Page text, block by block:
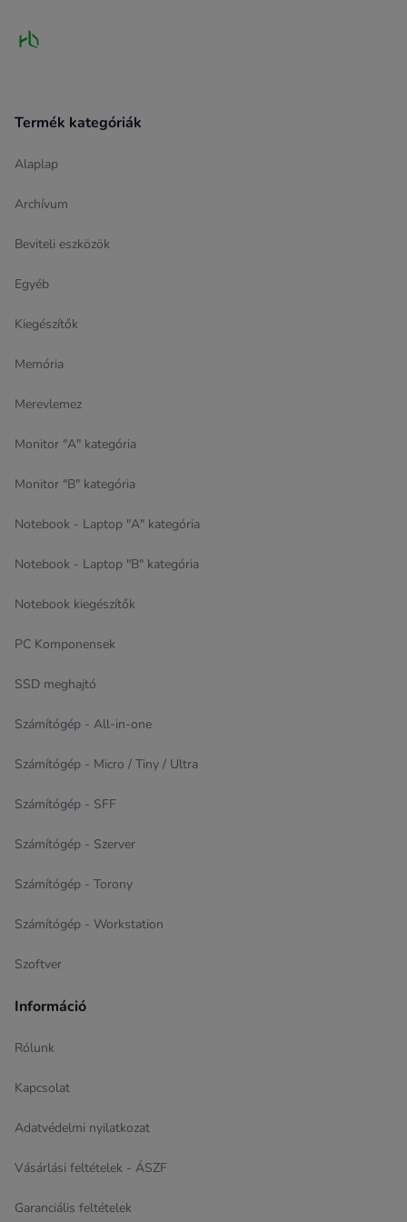
Termék kategóriák
Alaplap
Archívum
Beviteli eszközök
Egyéb
Kiegészítők
Memória
Merevlemez
Monitor "A" kategória
Monitor "B" kategória
Notebook - Laptop "A" kategória
Notebook - Laptop "B" kategória
Notebook kiegészítők
PC Komponensek
SSD meghajtó
Számítógép - All-in-one
Számítógép - Micro / Tiny / Ultra
Számítógép - SFF
Számítógép - Szerver
Számítógép - Torony
Számítógép - Workstation
Szoftver
Információ
Rólunk
Kapcsolat
Adatvédelmi nyilatkozat
Vásárlási feltételek - ÁSZF
Garanciális feltételek